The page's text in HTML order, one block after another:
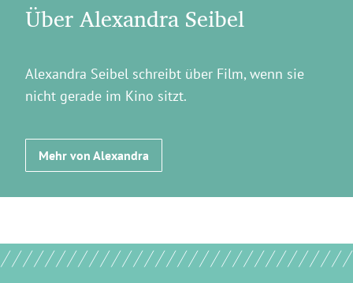
Über Alexandra Seibel
Alexandra Seibel schreibt über Film, wenn sie
nicht gerade im Kino sitzt.
Mehr von Alexandra